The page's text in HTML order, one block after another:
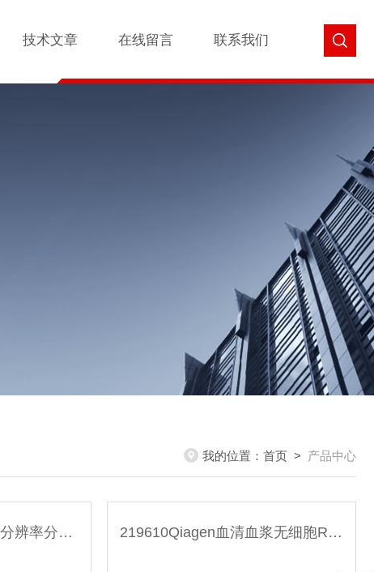
技术文章 在线留言 联系我们
我的位置： 首页 > 产品中心
929002Qiagen DNA高分辨率分析试剂盒-常备现货 219610Qiagen血清血浆无细胞RNA提qu试剂盒对照品